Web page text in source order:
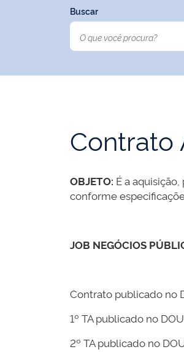
Buscar
Contrato
OBJETO: É a
conforme
JOB NEGÓCIOS
Contrato publicado no
1º TA publicado no
2º TA publicado no